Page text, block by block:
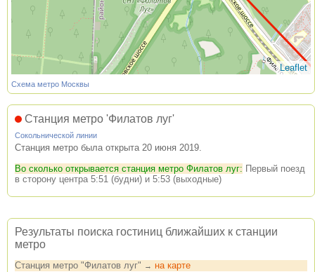
Leaflet
Схема метро Москвы
Станция метро 'Филатов луг'
Сокольнической линии
Станция метро была открыта 20 июня 2019.
Во сколько открывается станция метро Филатов луг: Первый поезд
в сторону центра 5:51 (будни) и 5:53 (выходные)
Результаты поиска гостиниц ближайших к станции
метро
Станция метро "Филатов луг" → на карте